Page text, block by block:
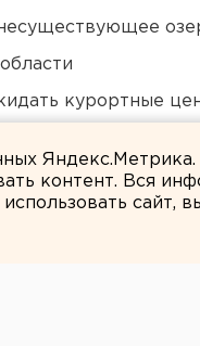
курортные
контент. Вся
сайт,